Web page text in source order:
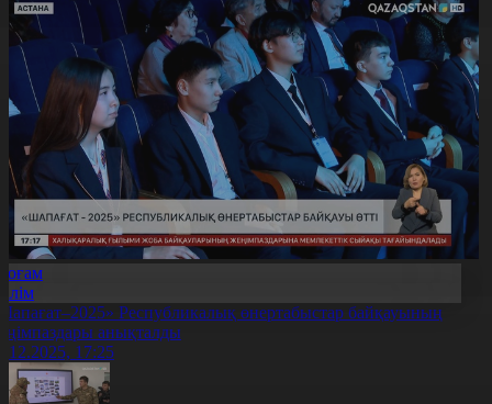
Республикалық өнертабыстар байқауының
анықталды
17:25